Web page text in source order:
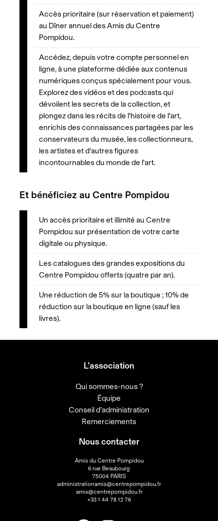
Accès prioritaire (sur réservation et paiement)
au Dîner annuel des Amis du Centre
Pompidou.
Accédez, depuis votre compte personnel en
ligne, à une plateforme dédiée aux contenus
numériques conçus spécialement pour vous.
Explorez des vidéos et des podcasts qui
dévoilent les secrets de la collection, et
plongez dans les récits de l'histoire de l'art,
enrichis des connaissances partagées par les
conservateurs du musée, les collectionneurs,
les artistes et d'autres figures
incontournables du monde de l'art.
Et bénéficiez au Centre Pompidou
Un accès prioritaire et illimité au Centre
Pompidou sur présentation de votre carte
digitale ou physique.
Les catalogues des grandes expositions du
Centre Pompidou offerts (quatre par an).
Une réduction de 5% sur la boutique ; 10% de
réduction sur la boutique en ligne (sauf les
livres).
L’association
Qui sommes-nous ?
Équipe
Conseil d’administration
Remerciements
Nous contacter
Amis du Centre Pompidou
6 rue Beaubourg
75004 PARIS
administrationamis@centrepompidou.fr
amis@centrepompidou.fr
+33 1 44 78 12 76